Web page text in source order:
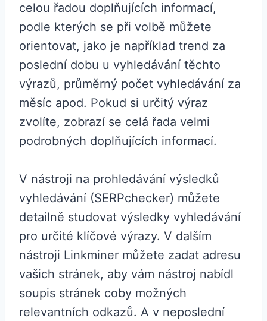
celou řadou doplňujících informací,
podle kterých se při volbě můžete
orientovat, jako je například trend za
poslední dobu u vyhledávání těchto
výrazů, průměrný počet vyhledávání za
měsíc apod. Pokud si určitý výraz
zvolíte, zobrazí se celá řada velmi
podrobných doplňujících informací.
V nástroji na prohledávání výsledků
vyhledávání (SERPchecker) můžete
detailně studovat výsledky vyhledávání
pro určité klíčové výrazy. V dalším
nástroji Linkminer můžete zadat adresu
vašich stránek, aby vám nástroj nabídl
soupis stránek coby možných
relevantních odkazů. A v neposlední